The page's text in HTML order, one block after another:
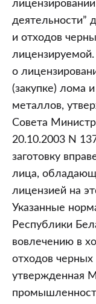
деятельности”
и отходов
о
(закупке) лома
металлов,
Совета
20.10.2003 N
заготовку
лица,
лицензией на
Указанные
Республики
вовлечению в
отходов
утвержденная